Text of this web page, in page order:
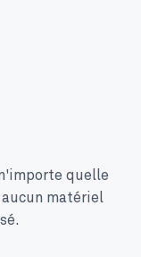
quelle
aucun matériel